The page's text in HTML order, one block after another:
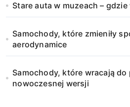
Stare auta w muzeach –
Samochody, które zmieniły
aerodynamice
Samochody, które wracają
nowoczesnej wersji